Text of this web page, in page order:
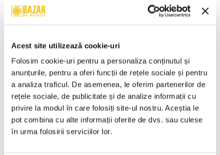
Acest site utilizează cookie-uri
Folosim cookie-uri pentru a personaliza conținutul și
anunțurile, pentru a oferi funcții de rețele sociale și pentru
a analiza traficul. De asemenea, le oferim partenerilor de
rețele sociale, de publicitate și de analize informații cu
privire la modul în care folosiți site-ul nostru. Aceștia le
pot combina cu alte informații oferite de dvs. sau culese
în urma folosirii serviciilor lor.
Various – Reactivate 12
ADAUGA IN COS
K-pital – Senzual (CD)
ADAUGA IN COS
Luiza Zan - Pedro Negrescu –
Like Water (CD)
100,00 Lei
ADAUGA IN COS
Marko Glass – Mixed Feelings
(CD)
100,00 Lei